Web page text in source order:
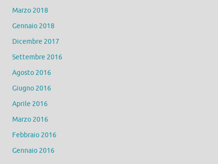
Marzo 2018
Gennaio 2018
Dicembre 2017
Settembre 2016
Agosto 2016
Giugno 2016
Aprile 2016
Marzo 2016
Febbraio 2016
Gennaio 2016